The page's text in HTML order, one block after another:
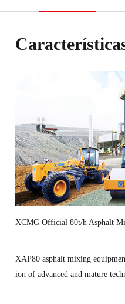
XCMG Official 80t/h Asphalt
XAP80 asphalt mixing
ion of advanced and mature